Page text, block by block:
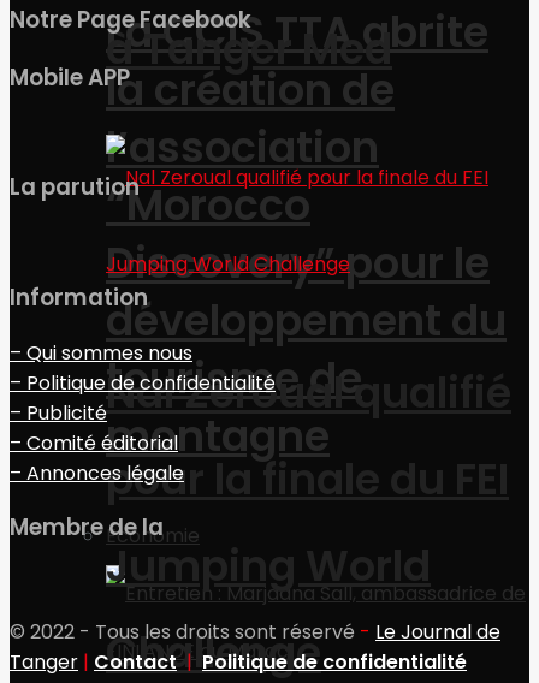
La CCIS TTA abrite
la création de
l’association
“Morocco
Discovery” pour le
développement du
tourisme de
montagne
Economie
à Tanger Med
Nal Zeroual qualifié
pour la finale du FEI
Jumping World
Challenge
Notre Page Facebook
Mobile APP
La parution
Information
– Qui sommes nous
– Politique de confidentialité
– Publicité
– Comité éditorial
– Annonces légale
Membre de la
© 2022 - Tous les droits sont réservé - Le Journal de
Tanger | Contact | Politique de confidentialité